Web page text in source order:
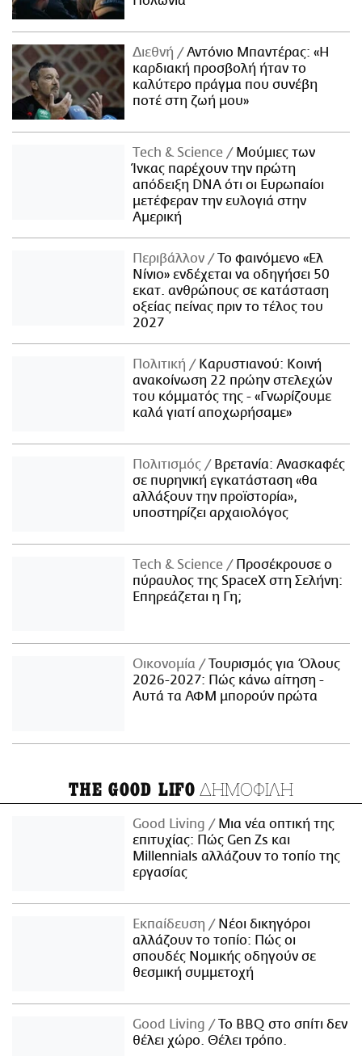
Διεθνή
Αντόνιο Μπαντέρας: «Η
καρδιακή προσβολή ήταν το
καλύτερο πράγμα που συνέβη
ποτέ στη ζωή μου»
Τech & Science
Μούμιες των
Ίνκας παρέχουν την πρώτη
απόδειξη DNA ότι οι Ευρωπαίοι
μετέφεραν την ευλογιά στην
Αμερική
Περιβάλλον
Το φαινόμενο «Ελ
Νίνιο» ενδέχεται να οδηγήσει 50
εκατ. ανθρώπους σε κατάσταση
οξείας πείνας πριν το τέλος του
2027
Πολιτική
Καρυστιανού: Κοινή
ανακοίνωση 22 πρώην στελεχών
του κόμματός της - «Γνωρίζουμε
καλά γιατί αποχωρήσαμε»
Πολιτισμός
Βρετανία: Ανασκαφές
σε πυρηνική εγκατάσταση «θα
αλλάξουν την προϊστορία»,
υποστηρίζει αρχαιολόγος
Τech & Science
Προσέκρουσε ο
πύραυλος της SpaceX στη Σελήνη:
Επηρεάζεται η Γη;
Οικονομία
Τουρισμός για Όλους
2026-2027: Πώς κάνω αίτηση -
Αυτά τα ΑΦΜ μπορούν πρώτα
THE GOOD LIFO ΔΗΜΟΦΙΛΗ
Good Living
Μια νέα οπτική της
επιτυχίας: Πώς Gen Zs και
Millennials αλλάζουν το τοπίο της
εργασίας
Εκπαίδευση
Νέοι δικηγόροι
αλλάζουν το τοπίο: Πώς οι
σπουδές Νομικής οδηγούν σε
θεσμική συμμετοχή
Good Living
Το BBQ στο σπίτι δεν
θέλει χώρο. Θέλει τρόπο.